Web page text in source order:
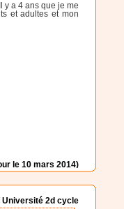
y a 4 ans que je me
et adultes et mon
le 10 mars 2014)
Université 2d cycle